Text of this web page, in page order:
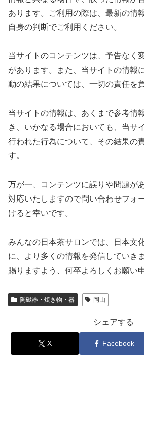
あります。ご利用の際は、最新の情
自身の判断でご利用ください。
当サイトのコンテンツは、予告なく
があります。また、当サイトの情報
動の結果については、一切の責任を
当サイトの情報は、あくまで参考情
き、いかなる場合においても、当サ
行われた行為について、その結果の
す。
万が一、コンテンツに誤りや問題が
対応いたしますので問い合わせフォ
けると幸いです。
みんなの日本茶サロンでは、日本文
に、より多くの情報を発信していき
賜りますよう、何卒よろしくお願い
陶磁器・焼き物・器 岡山
シェアする
X Facebook